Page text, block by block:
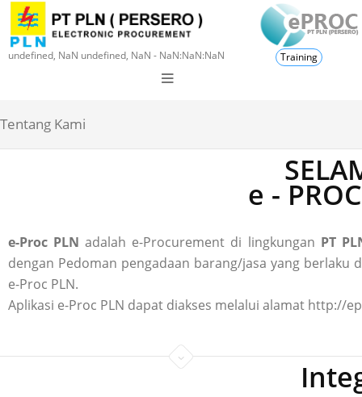
undefined, NaN undefined, NaN - NaN:NaN:NaN Training
Tentang Kami
e -
e-Proc PLN adalah e-Procurement di lingkungan PT
dengan Pedoman pengadaan barang/jasa yang berlaku
e-Proc PLN.
Aplikasi e-Proc PLN dapat diakses melalui alamat http://